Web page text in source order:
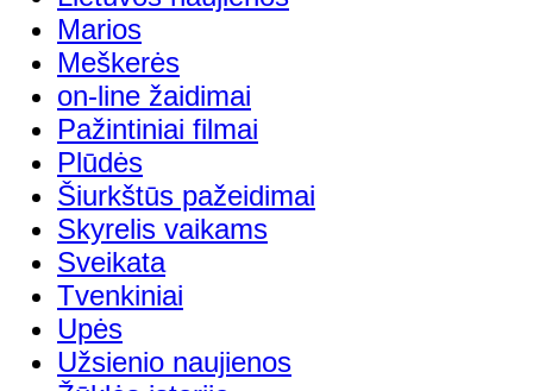
Marios
Meškerės
on-line žaidimai
Pažintiniai filmai
Plūdės
Šiurkštūs pažeidimai
Skyrelis vaikams
Sveikata
Tvenkiniai
Upės
Užsienio naujienos